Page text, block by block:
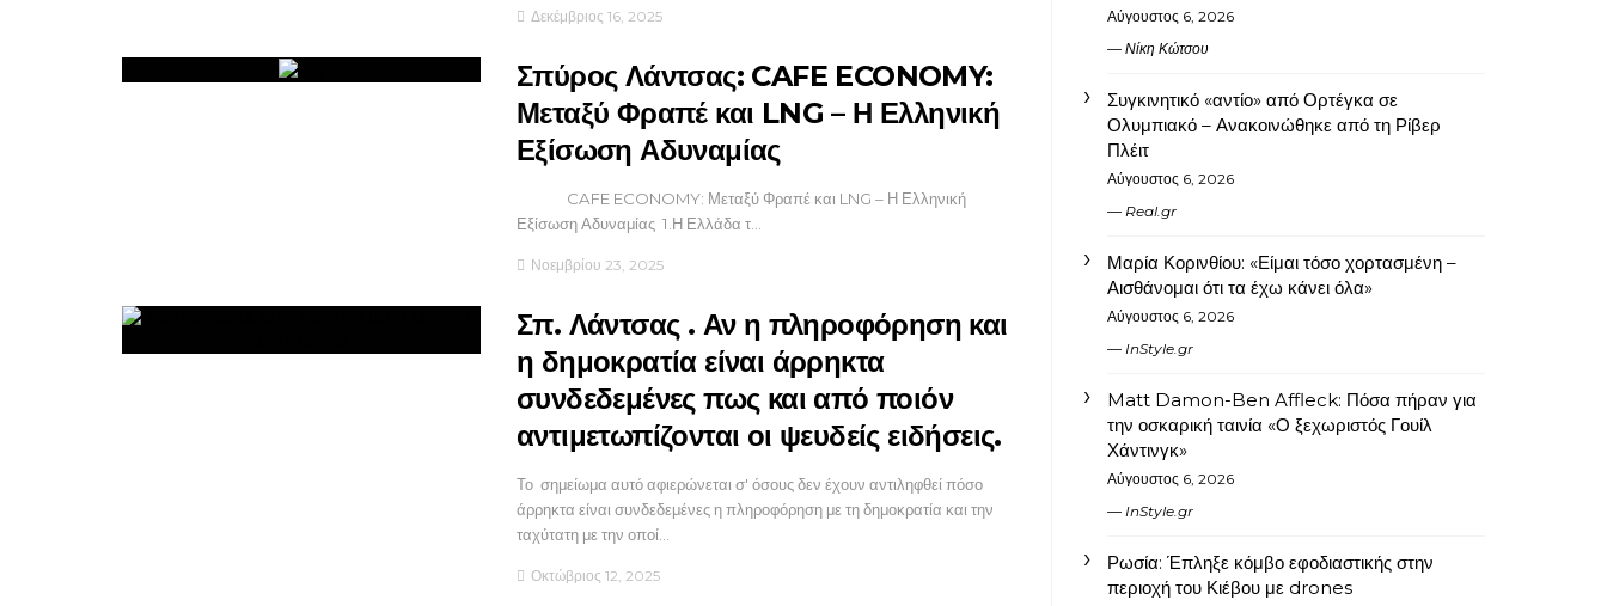
Δεκέμβριος 16, 2025
Σπύρος Λάντσας: CAFE ECONOMY:
Μεταξύ Φραπέ και LNG – Η Ελληνική
Εξίσωση Αδυναμίας
CAFE ECONOMY: Μεταξύ Φραπέ και LNG – Η Ελληνική
Εξίσωση Αδυναμίας 1.Η Ελλάδα τ…
Νοεμβρίου 23, 2025
Σπ. Λάντσας . Αν η πληροφόρηση και
η δημοκρατία είναι άρρηκτα
συνδεδεμένες πως και από ποιόν
αντιμετωπίζονται οι ψευδείς ειδήσεις.
Το σημείωμα αυτό αφιερώνεται σ' όσους δεν έχουν αντιληφθεί πόσο
άρρηκτα είναι συνδεδεμένες η πληροφόρηση με τη δημοκρατία και την
ταχύτατη με την οποί…
Οκτώβριος 12, 2025
Αύγουστος 6, 2026
Νίκη Κώτσου
Συγκινητικό «αντίο» από Ορτέγκα σε
Ολυμπιακό – Ανακοινώθηκε από τη Ρίβερ
Πλέιτ
Αύγουστος 6, 2026
Real.gr
Μαρία Κορινθίου: «Είμαι τόσο χορτασμένη –
Αισθάνομαι ότι τα έχω κάνει όλα»
Αύγουστος 6, 2026
InStyle.gr
Matt Damon-Ben Affleck: Πόσα πήραν για
την οσκαρική ταινία «Ο ξεχωριστός Γουίλ
Χάντινγκ»
Αύγουστος 6, 2026
InStyle.gr
Ρωσία: Έπληξε κόμβο εφοδιαστικής στην
περιοχή του Κιέβου με drones